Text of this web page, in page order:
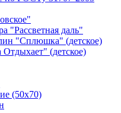
"Рассветная даль"
"Сплюшка" (детское)
(детское)
(50х70)